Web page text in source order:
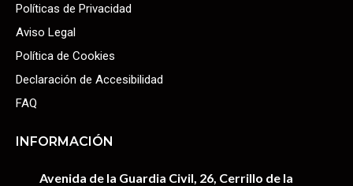
Políticas de Privacidad
Aviso Legal
Política de Cookies
Declaración de Accesibilidad
FAQ
INFORMACIÓN
Avenida de la Guardia Civil, 26, Cerrillo de la